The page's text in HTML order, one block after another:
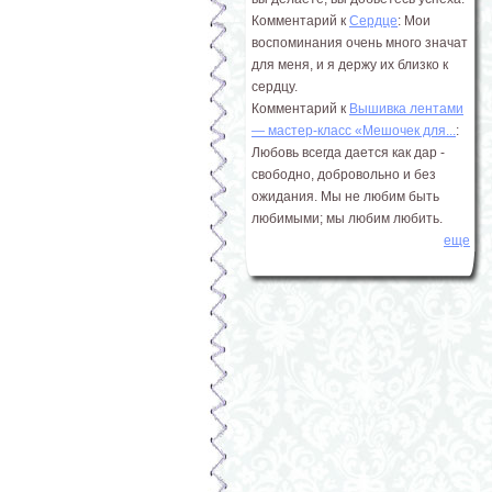
Комментарий к Сердце: Мои
воспоминания очень много значат
для меня, и я держу их близко к
сердцу.
Комментарий к Вышивка лентами
― мастер-класс «Мешочек для...:
Любовь всегда дается как дар -
свободно, добровольно и без
ожидания. Мы не любим быть
любимыми; мы любим любить.
еще